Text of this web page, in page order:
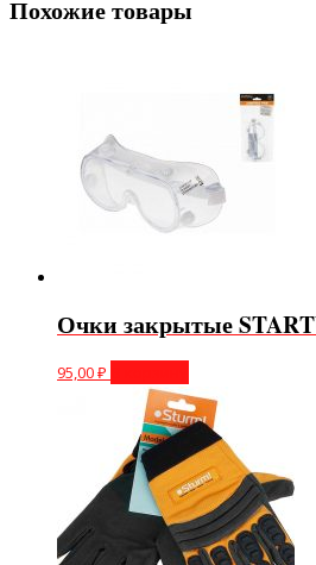
Похожие товары
Очки закрытые
95,00₽